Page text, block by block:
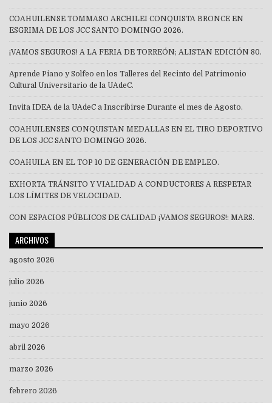
COAHUILENSE TOMMASO ARCHILEI CONQUISTA BRONCE EN
ESGRIMA DE LOS JCC SANTO DOMINGO 2026.
¡VAMOS SEGUROS! A LA FERIA DE TORREÓN; ALISTAN EDICIÓN 80.
Aprende Piano y Solfeo en los Talleres del Recinto del Patrimonio
Cultural Universitario de la UAdeC.
Invita IDEA de la UAdeC a Inscribirse Durante el mes de Agosto.
COAHUILENSES CONQUISTAN MEDALLAS EN EL TIRO DEPORTIVO
DE LOS JCC SANTO DOMINGO 2026.
COAHUILA EN EL TOP 10 DE GENERACIÓN DE EMPLEO.
EXHORTA TRÁNSITO Y VIALIDAD A CONDUCTORES A RESPETAR
LOS LÍMITES DE VELOCIDAD.
CON ESPACIOS PÚBLICOS DE CALIDAD ¡VAMOS SEGUROS!: MARS.
ARCHIVOS
agosto 2026
julio 2026
junio 2026
mayo 2026
abril 2026
marzo 2026
febrero 2026